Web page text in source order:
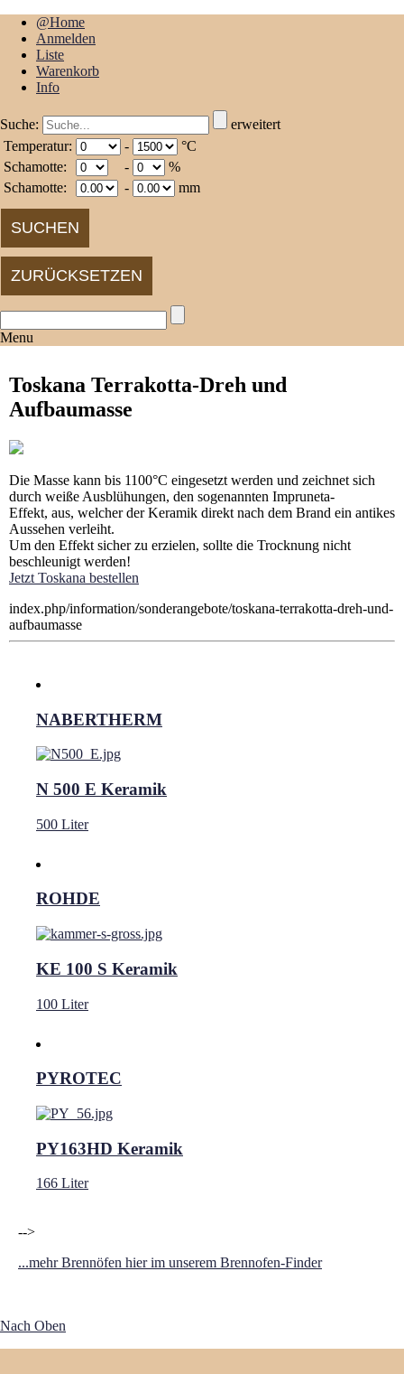
@Home
Anmelden
Liste
Warenkorb
Info
Suche:
erweitert
Temperatur:
-
°C
Schamotte:
-
%
Schamotte:
- mm
Menu
Toskana Terrakotta-Dreh und
Aufbaumasse
Die Masse kann bis 1100°C eingesetzt werden und zeichnet sich
durch weiße Ausblühungen, den sogenannten Impruneta-
Effekt, aus, welcher der Keramik direkt nach dem Brand ein antikes
Aussehen verleiht.
Um den Effekt sicher zu erzielen, sollte die Trocknung nicht
beschleunigt werden!
Jetzt Toskana bestellen
index.php/information/sonderangebote/toskana-terrakotta-dreh-und-
aufbaumasse
NABERTHERM
N 500 E Keramik
500 Liter
ROHDE
KE 100 S Keramik
100 Liter
PYROTEC
PY163HD Keramik
166 Liter
-->
...mehr Brennöfen hier im unserem Brennofen-Finder
Nach Oben